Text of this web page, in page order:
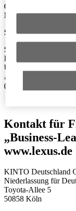
Geschäftsführung:
Nordieker
Stellvertretende
Sitz der Gesellschaft:
Handelsregister:
USTID: DE 811425043
Aufsichtsbehörde:
(BAFin), Postfach 13
Kontakt für
„Business-
www.lexus.de
KINTO Deutschland
Niederlassung für
Toyota-Allee 5
50858 Köln